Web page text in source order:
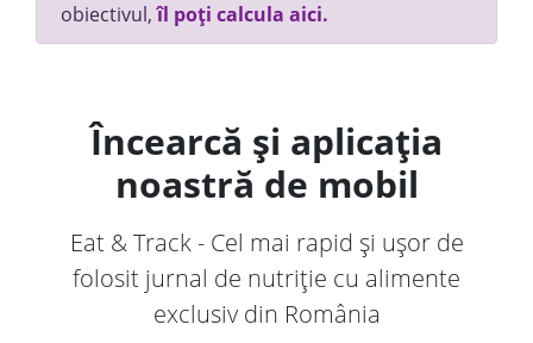
obiectivul,îl poți calcula aici.
Încearcă și aplicația
noastră de mobil
Eat & Track - Cel mai rapid și ușor de
folosit jurnal de nutriție cu alimente
exclusiv din România